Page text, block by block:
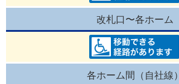
改札口〜各ホーム
各ホーム間（自社線）